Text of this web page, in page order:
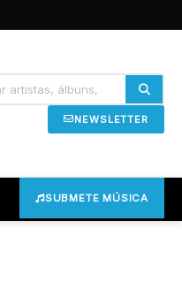
NEWSLETTER
SUBMETE MÚSICA